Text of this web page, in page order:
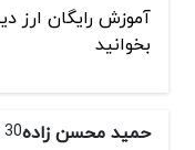
آموزش رایگان ارز
بخوانید
حمید محسن زاده30 مهر 1402 - 10:59